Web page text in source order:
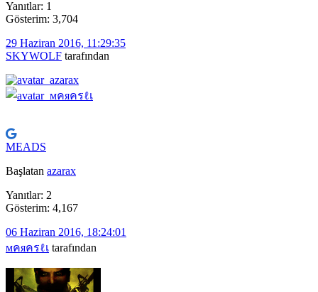
Yanıtlar: 1
Gösterim: 3,704
29 Haziran 2016, 11:29:35
SKYWOLF tarafından
MEADS
Başlatan azarax
Yanıtlar: 2
Gösterim: 4,167
06 Haziran 2016, 18:24:01
мคяครℓเ tarafından